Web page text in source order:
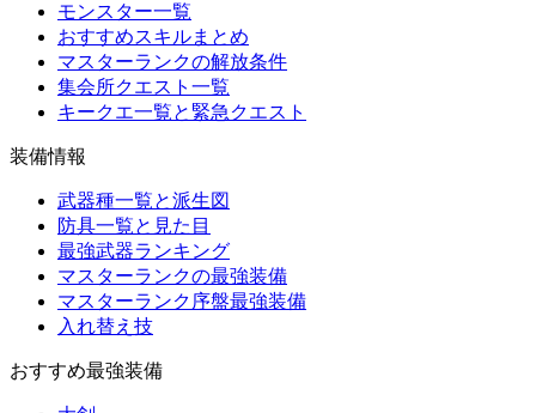
モンスター一覧
おすすめスキルまとめ
マスターランクの解放条件
集会所クエスト一覧
キークエ一覧と緊急クエスト
装備情報
武器種一覧と派生図
防具一覧と見た目
最強武器ランキング
マスターランクの最強装備
マスターランク序盤最強装備
入れ替え技
おすすめ最強装備